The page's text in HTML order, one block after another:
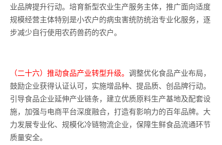
业品牌提升行动。培育新型农业生产服务主体，推广面向适度
规模经营主体特别是小农户的病虫害统防统治专业化服务，逐
步减少自行使用农药兽药的农户。
（二十六）推动食品产业转型升级。 调整优化食品产业布局，
鼓励企业获得认证认可，实施增品种、提品质、创品牌行动。
引导食品企业延伸产业链条，建立优质原料生产基地及配套设
施，加强与电商平台深度融合，打造有影响力的百年品牌。大
力发展专业化、规模化冷链物流企业，保障生鲜食品流通环节
质量安全。